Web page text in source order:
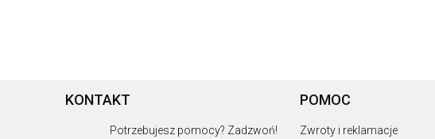
KONTAKT
Potrzebujesz pomocy? Zadzwoń!
POMOC
Zwroty i reklamacje